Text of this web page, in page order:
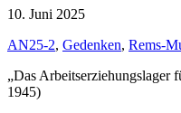
10. Juni 2025
AN25-2, Gedenken, Rems-
„Das Arbeitserziehungslager
1945)